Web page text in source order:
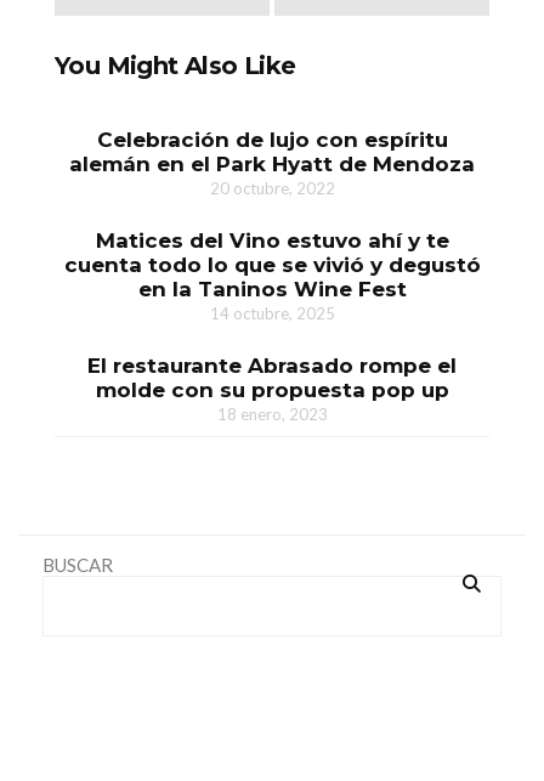
You Might Also Like
Celebración de lujo con espíritu
alemán en el Park Hyatt de Mendoza
20 octubre, 2022
Matices del Vino estuvo ahí y te
cuenta todo lo que se vivió y degustó
en la Taninos Wine Fest
14 octubre, 2025
El restaurante Abrasado rompe el
molde con su propuesta pop up
18 enero, 2023
BUSCAR